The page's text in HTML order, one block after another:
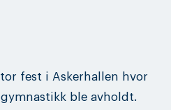
fest i Askerhallen hvor
ble avholdt.